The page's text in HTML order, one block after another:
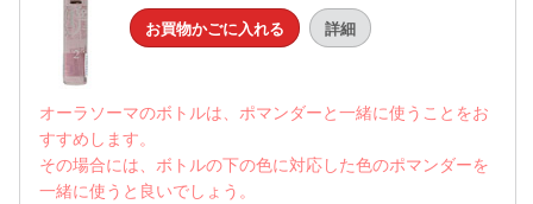
お買物かごに入れる 詳細
オーラソーマのボトルは、ポマンダーと一緒に使うことをお
すすめします。
その場合には、ボトルの下の色に対応した色のポマンダーを
一緒に使うと良いでしょう。